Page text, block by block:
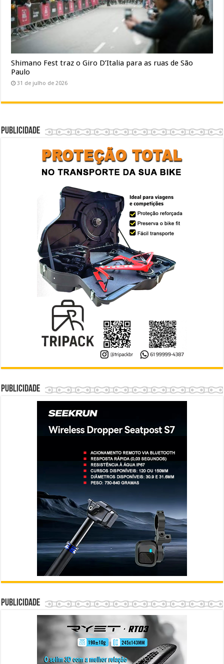
Shimano Fest traz o Giro D’Italia para as ruas de São
Paulo
31 de julho de 2026
Publicidade
Publicidade
Publicidade